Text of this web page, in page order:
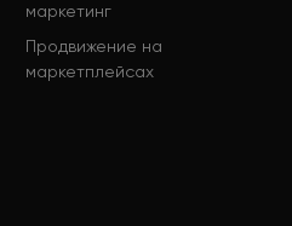
маркетинг
Продвижение на
маркетплейсах